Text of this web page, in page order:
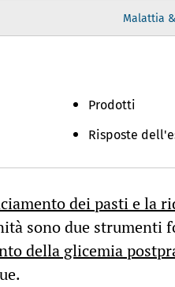
Malattia
Prodotti
Risposte
dei pasti e la
sono due strumenti
della glicemia